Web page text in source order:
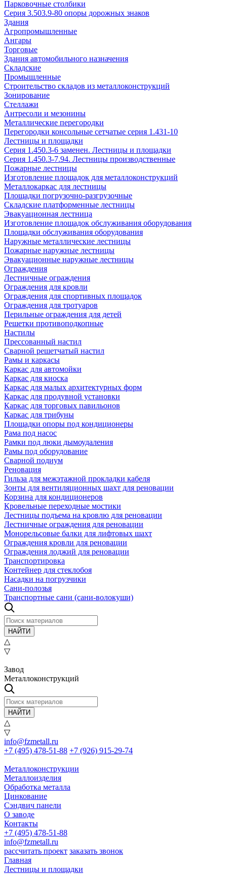
Парковочные столбики
Серия 3.503.9-80 опоры дорожных знаков
Здания
Агропромышленные
Ангары
Торговые
Здания автомобильного назначения
Складские
Промышленные
Строительство складов из металлоконструкций
Зонирование
Стеллажи
Антресоли и мезонины
Металлические перегородки
Перегородки консольные сетчатые серия 1.431-10
Лестницы и площадки
Серия 1.450.3-6 заменен. Лестницы и площадки
Серия 1.450.3-7.94. Лестницы производственные
Пожарные лестницы
Изготовление площадок для металлоконструкций
Металлокаркас для лестницы
Площадки погрузочно-разгрузочные
Складские платформенные лестницы
Эвакуационная лестница
Изготовление площадок обслуживания оборудования
Площадки обслуживания оборудования
Наружные металлические лестницы
Пожарные наружные лестницы
Эвакуационные наружные лестницы
Ограждения
Лестничные ограждения
Ограждения для кровли
Ограждения для спортивных площадок
Ограждения для тротуаров
Перильные ограждения для детей
Решетки противоподкопные
Настилы
Прессованный настил
Сварной решетчатый настил
Рамы и каркасы
Каркас для автомойки
Каркас для киоска
Каркас для малых архитектурных форм
Каркас для продувной установки
Каркас для торговых павильонов
Каркас для трибуны
Площадки опоры под кондиционеры
Рама под насос
Рамки под люки дымоудаления
Рамы под оборудование
Сварной подиум
Реновация
Гильза для межэтажной прокладки кабеля
Зонты для вентиляционных шахт для реновации
Корзина для кондиционеров
Кровельные переходные мостики
Лестницы подъема на кровлю для реновации
Лестничные ограждения для реновации
Монорельсовые балки для лифтовых шахт
Ограждения кровли для реновации
Ограждения лоджий для реновации
Транспортировка
Контейнер для стеклобоя
Насадки на погрузчики
Сани-полозья
Транспортные сани (сани-волокуши)
НАЙТИ
△
▽
Завод
Металлоконструкций
НАЙТИ
△
▽
info@fzmetall.ru
+7 (495) 478-51-88 +7 (926) 915-29-74
Металлоконструкции
Металлоизделия
Обработка металла
Цинкование
Сэндвич панели
О заводе
Контакты
+7 (495) 478-51-88
info@fzmetall.ru
рассчитать проект заказать звонок
Главная
Лестницы и площадки